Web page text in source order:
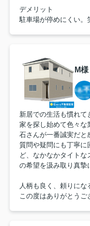
デメリット
駐車場が停めにくい。
M様
新居での生活も慣れて
家を探し始めて色々な
石さんが一番誠実だと
質問や疑問にも丁寧に
ど、なかなかタイト
の希望を汲み取り真摯
人柄も良く、頼りにな
この度はありがとうご